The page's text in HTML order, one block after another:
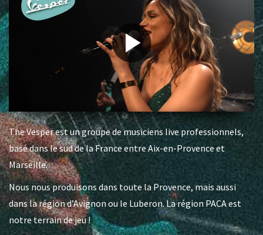
The Vesper est un groupe de musiciens live professionnels,
basé dans le sud de la France entre Aix-en-Provence et
Marseille.
Nous nous produisons dans toute la Provence, mais aussi
dans la région d’Avignon ou le Luberon. La région PACA est
notre terrain de jeu !